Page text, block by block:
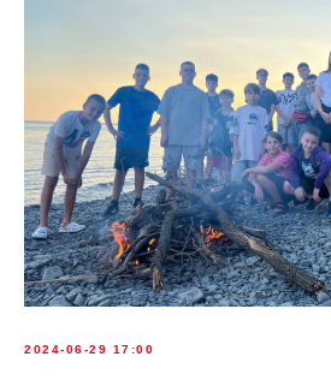
2024-06-29 17:00